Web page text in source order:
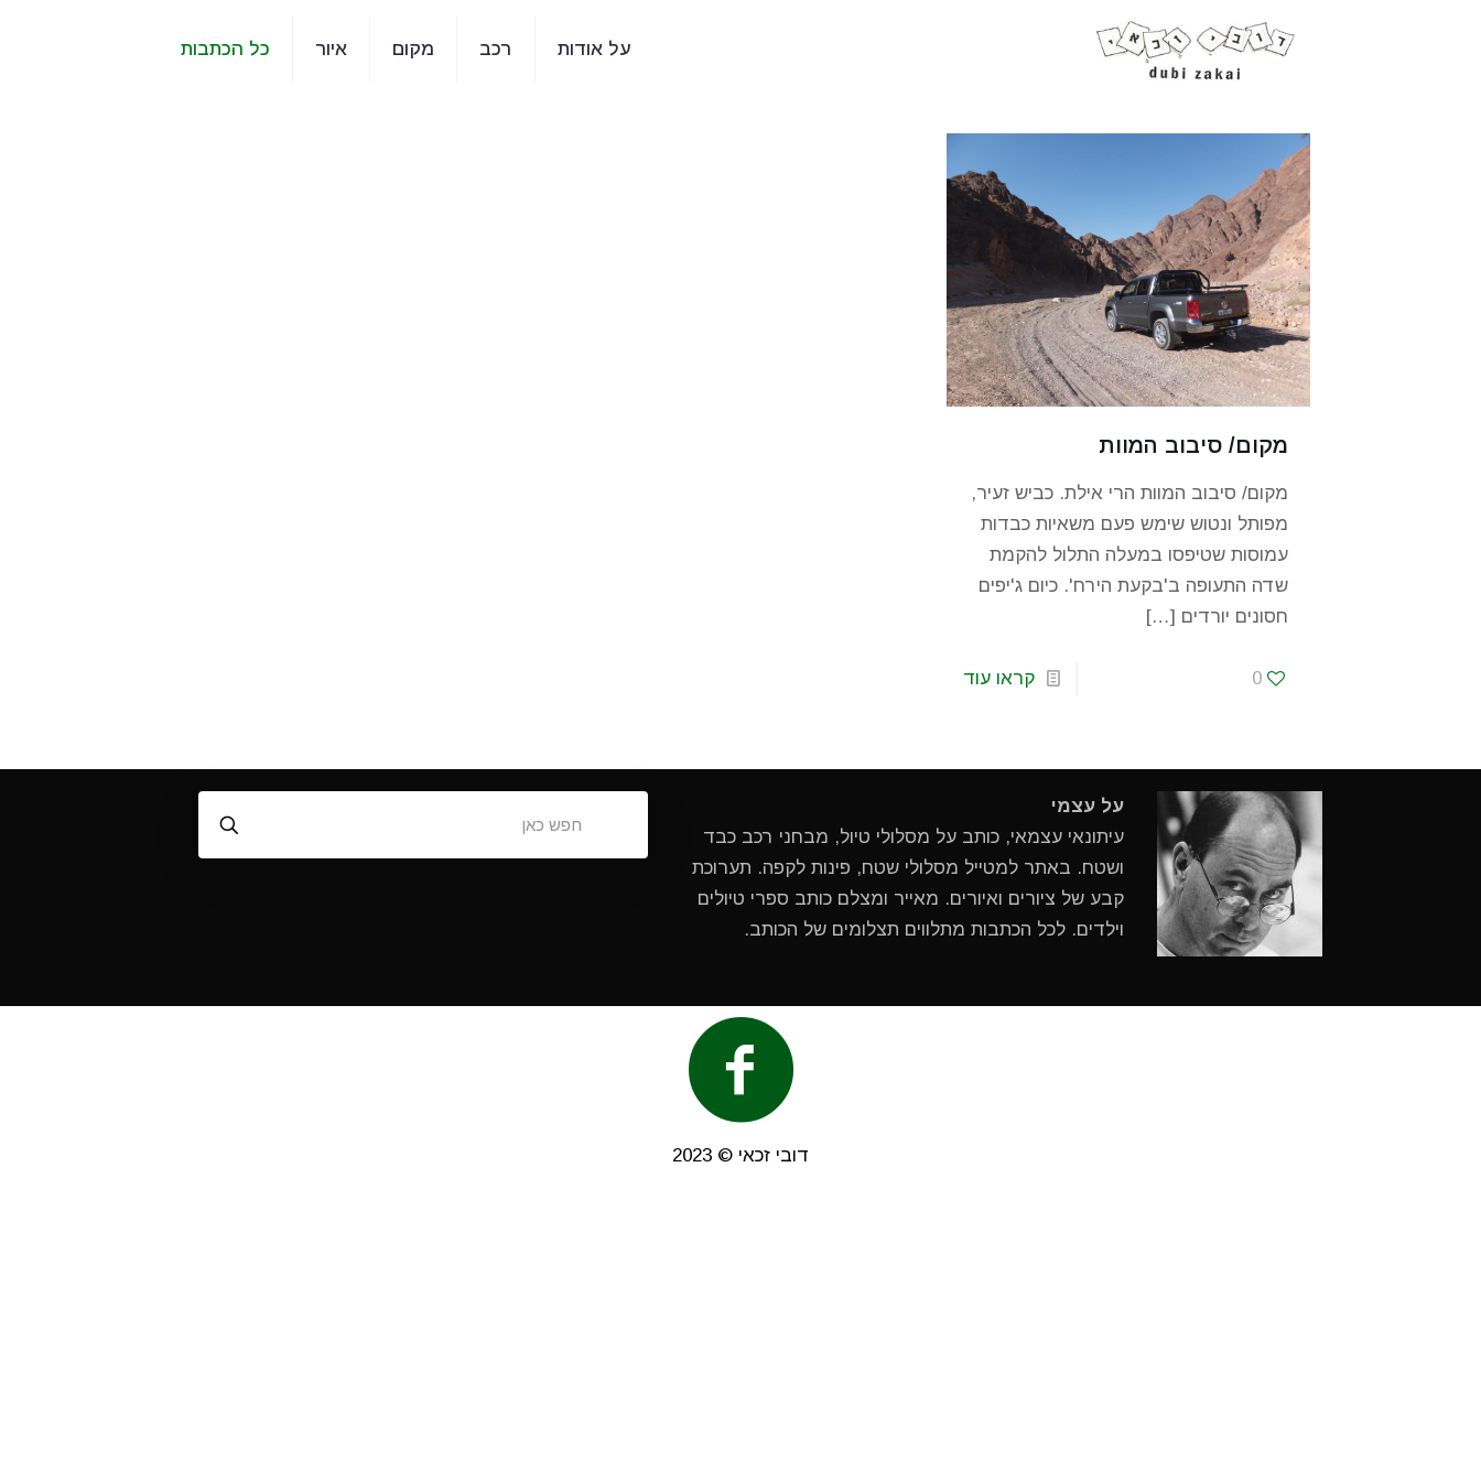
על אודות רכב מקום איור כל הכתבות
מקום/ סיבוב המוות
מקום/ סיבוב המוות הרי אילת. כביש זעיר,
מפותל ונטוש שימש פעם משאיות כבדות
עמוסות שטיפסו במעלה התלול להקמת
שדה התעופה ב'בקעת הירח'. כיום ג'יפים
חסונים יורדים […]
0 קראו עוד
על עצמי
עיתונאי עצמאי, כותב על מסלולי טיול, מבחני רכב כבד
ושטח. באתר למטייל מסלולי שטח, פינות לקפה. תערוכת
קבע של ציורים ואיורים. מאייר ומצלם כותב ספרי טיולים
וילדים. לכל הכתבות מתלווים תצלומים של הכותב.
דובי זכאי © 2023